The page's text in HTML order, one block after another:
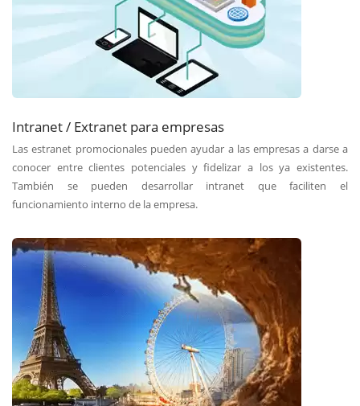
Intranet / Extranet para empresas
Las estranet promocionales pueden ayudar a las empresas a darse a
conocer entre clientes potenciales y fidelizar a los ya existentes.
También se pueden desarrollar intranet que faciliten el
funcionamiento interno de la empresa.